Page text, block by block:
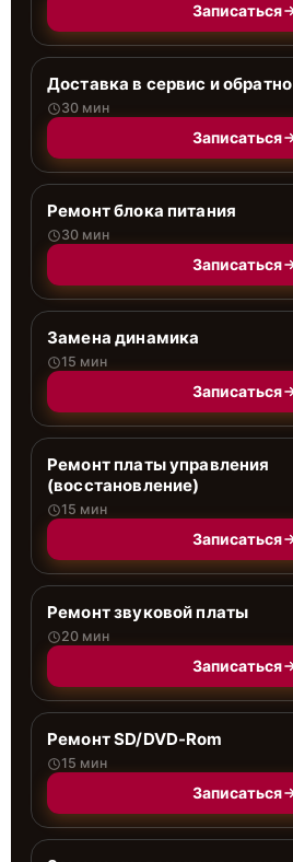
Записаться
Доставка в сервис и обратно
30 мин
Записаться
Ремонт блока питания
30 мин
Записаться
Замена динамика
15 мин
Записаться
Ремонт платы управления
(восстановление)
15 мин
Записаться
Ремонт звуковой платы
20 мин
Записаться
Ремонт SD/DVD-Rom
15 мин
Записаться